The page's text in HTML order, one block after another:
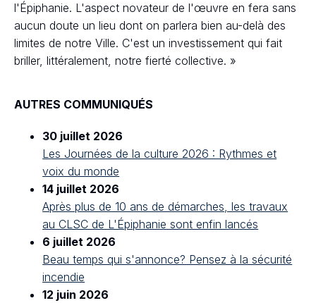
l'Épiphanie. L'aspect novateur de l'œuvre en fera sans
aucun doute un lieu dont on parlera bien au-delà des
limites de notre Ville. C'est un investissement qui fait
briller, littéralement, notre fierté collective. »
AUTRES COMMUNIQUÉS
30 juillet 2026
Les Journées de la culture 2026 : Rythmes et
voix du monde
14 juillet 2026
Après plus de 10 ans de démarches, les travaux
au CLSC de L'Épiphanie sont enfin lancés
6 juillet 2026
Beau temps qui s'annonce? Pensez à la sécurité
incendie
12 juin 2026